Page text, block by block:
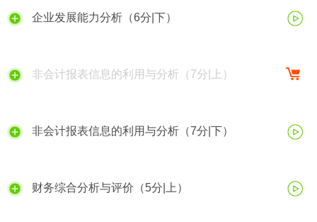
企业发展能力分析（6分|下）
非会计报表信息的利用与分析（7分|上）
非会计报表信息的利用与分析（7分|下）
财务综合分析与评价（5分|上）